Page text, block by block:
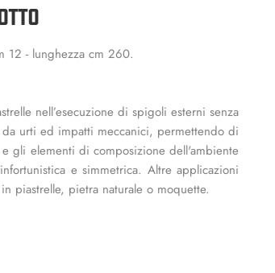
12 - lunghezza cm 260.
nell’esecuzione di spigoli esterni senza
urti ed impatti meccanici, permettendo di
gli elementi di composizione dell'ambiente
e simmetrica. Altre applicazioni
piastrelle, pietra naturale o moquette.